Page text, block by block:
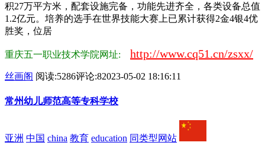
积27万平方米，配套设施完备，功能先进齐全，各类设备总值
1.2亿元。培养的选手在世界技能大赛上已累计获得2金4银4优
胜奖，位居
重庆五一职业技术学院网址: http://www.cq51.cn/zsxx/
丝画阁 阅读:5286评论:82023-05-02 18:16:11
常州幼儿师范高等专科学校
亚洲 中国 china 教育 education 同类型网站